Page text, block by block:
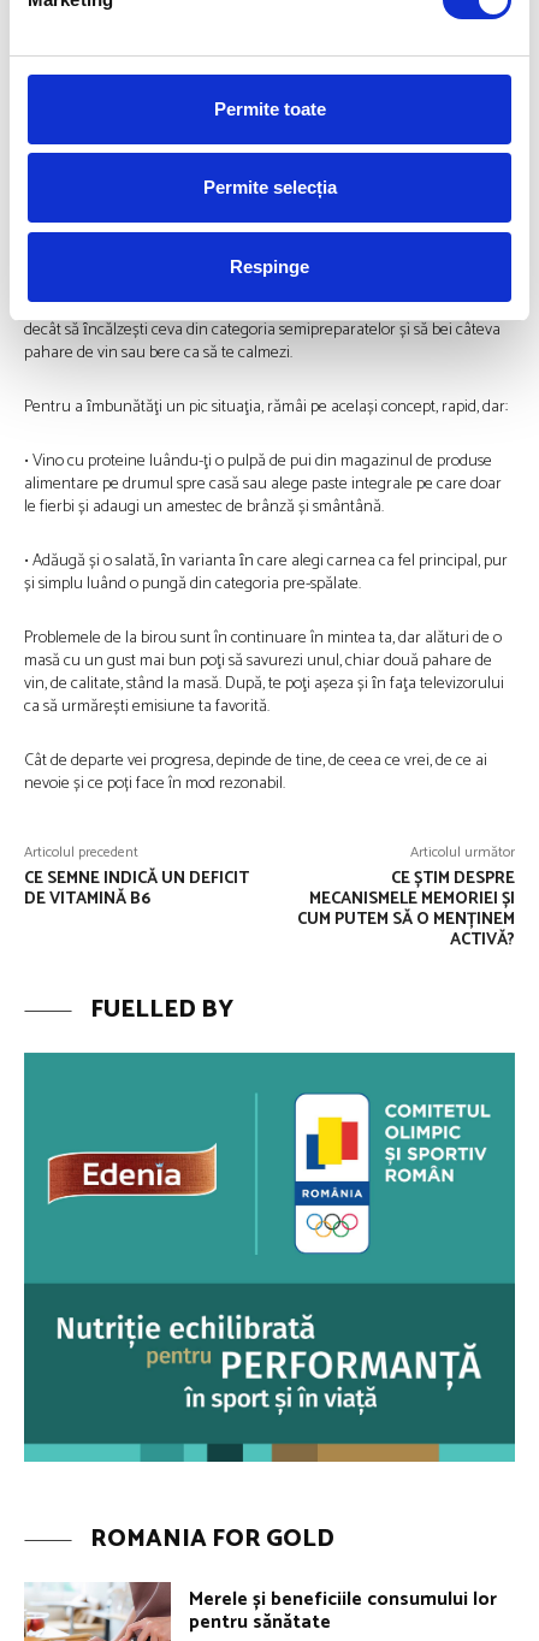
Permite toate
Permite selecția
Respinge
• Nu mânca în mașină, așteptă să ajungi la birou. Mănânci mai bine și
mai liniștit stând pe scaun, chiar dacă ești lângă calculator.
E un ȋnceput pe care, ȋn timp, ȋl poţi ȋmbunătăţi.
Este ora 20:00. Tocmai ai ajuns acasă după o zi nebună la serviciu.Tot ce
ȋţi dorești este să ȋţi pui ceva de mâncare și să te așezi în fața
televizorului. Nici măcar nu-ți poți imagina să faci ceva mai complicat
decât să ȋncălzești ceva din categoria semipreparatelor și să bei câteva
pahare de vin sau bere ca să te calmezi.
Pentru a ȋmbunătăţi un pic situaţia, rămâi pe același concept, rapid, dar:
• Vino cu proteine ​​luându-ţi o pulpă de pui din magazinul de produse
alimentare pe drumul spre casă sau alege paste integrale pe care doar
le fierbi și adaugi un amestec de brânză și smântână.
• Adăugă și o salată, ȋn varianta ȋn care alegi carnea ca fel principal, pur
și simplu luând o pungă din categoria pre-spălate.
Problemele de la birou sunt în continuare în mintea ta, dar alături de o
masă cu un gust mai bun poţi să savurezi unul, chiar două pahare de
vin, de calitate, stând la masă. După, te poţi așeza și ȋn faţa televizorului
ca să urmărești emisiune ta favorită.
Cât de departe vei progresa, depinde de tine, de ceea ce vrei, de ce ai
nevoie și ce poți face în mod rezonabil.
Articolul precedent
CE SEMNE INDICĂ UN DEFICIT
DE VITAMINĂ B6
Articolul următor
CE ȘTIM DESPRE
MECANISMELE MEMORIEI ȘI
CUM PUTEM SĂ O MENȚINEM
ACTIVĂ?
FUELLED BY
ROMANIA FOR GOLD
Merele și beneficiile consumului lor
pentru sănătate